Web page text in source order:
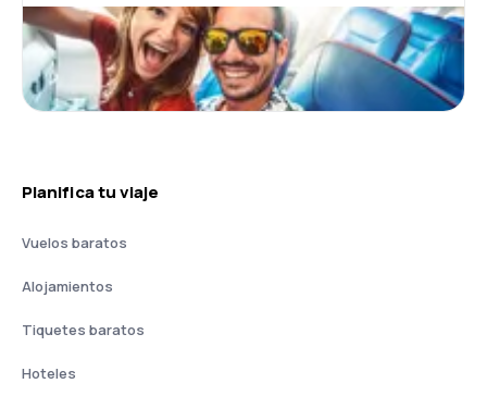
Planifica tu viaje
Vuelos baratos
Alojamientos
Tiquetes baratos
Hoteles